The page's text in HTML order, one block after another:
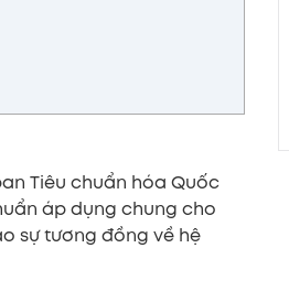
Tiêu chuẩn hóa Quốc
áp dụng chung cho
sự tương đồng về hệ